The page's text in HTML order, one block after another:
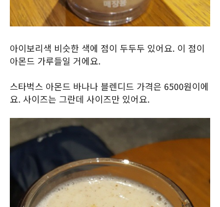
아이보리색 비슷한 색에 점이 두두두 있어요. 이 점이
아몬드 가루들일 거에요.
스타벅스 아몬드 바나나 블렌디드 가격은 6500원이에
요. 사이즈는 그란데 사이즈만 있어요.